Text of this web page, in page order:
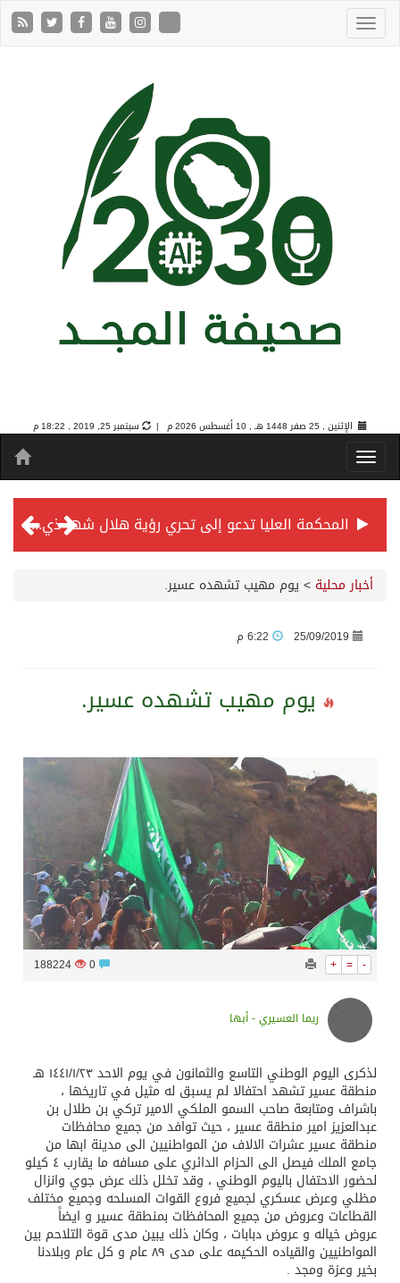
الإثنين , 25 صفر 1448 هـ , 10 أغسطس 2026 م | سبتمبر 25, 2019 , 18:22 م
المحكمة العليا تدعو إلى تحري رؤية هلال شهر ذي الحجة مساء يوم الأحد الثلاثين من شهر ذي القعدة -حسب تقويم أم القرى- التاسع والعشرين حسب قرار المحكمة العليا
سمو ولي العهد يرأس جلسة مجلس الوزراء في جدة
سراة عبيدة ضمن المراكز الأفضل إعلاميا في أجاويد عسير والثاني في مسار الثقافة والتراث
وزارة الحج والعمرة تعلن بدء وصول ضيوف الرحمن إلى المملكة لأداء فريضة الحج
المملكة تؤكد أهمية استمرارية العمليات التشغيلية البحرية وضمان حماية إمدادات الطاقة وسلاسل الإمداد
المحكمة العليا غدٍ الخميس هو المكمل لشهر رمضان
أخبار محلية > يوم مهيب تشهده عسير.
25/09/2019
يوم مهيب تشهده عسير.
+ = -
188224
ريما العسيري - أبها
لذكرى اليوم الوطني التاسع والثمانون في يوم الاحد ١٤٤١/١/٢٣ هـ
منطقة عسير تشهد احتفالا لم يسبق له مثيل في تاريخها ،
باشراف ومتابعة صاحب السمو الملكي الامير تركي بن طلال بن
عبدالعزيز امير منطقة عسير ، حيث توافد من جميع محافظات
منطقة عسير عشرات الالاف من المواطنيين الى مدينة ابها من
جامع الملك فيصل الى الحزام الدائري على مسافه ما يقارب ٤ كيلو
لحضور الاحتفال باليوم الوطني ، وقد تخلل ذلك عرض جوي وانزال
مظلي وعرض عسكري لجميع فروع القوات المسلحه وجميع مختلف
القطاعات وعروض من جميع المحافظات بمنطقة عسير و ايضاً
عروض خياله و عروض دبابات ، وكان ذلك يبين مدى قوة التلاحم بين
المواطنيين والقياده الحكيمه على مدى ٨٩ عام و كل عام وبلادنا
بخير وعزة ومجد .